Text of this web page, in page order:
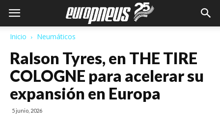
Inicio Neumáticos
Ralson Tyres, en THE TIRE
COLOGNE para acelerar su
expansión en Europa
5 junio, 2026